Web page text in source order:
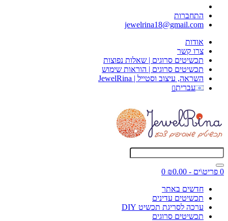
התחברות
jewelrina18@gmail.com
אודות
צרו קשר
תכשיטים סרוגים | שאלות נפוצות
תכשיטים סרוגים | הוראות שימוש
השראה, עיצוב וסטייל | JewelRina
עברית
0 פריט\ים - ₪0.00
0
חדשים באתר
תכשיטים עדינים
ערכה לסריגת תכשיט DIY
תכשיטים סרוגים